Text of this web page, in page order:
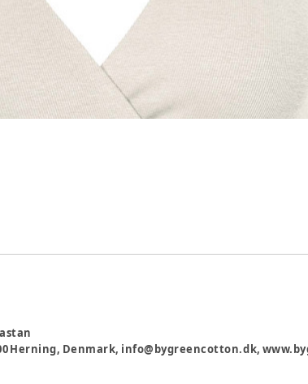
Herning, Denmark, info@bygreencotton.dk,